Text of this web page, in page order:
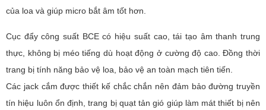
của loa và giúp micro bắt âm tốt hơn.
Cục đẩy công suất BCE có hiệu suất cao, tái tạo âm thanh trung
thực, không bị méo tiếng dù hoạt động ở cường độ cao. Đồng thời
trang bị tính năng bảo vệ loa, bảo vệ an toàn mạch tiên tiến.
Các jack cắm được thiết kế chắc chắn nên đảm bảo đường truyền
tín hiệu luôn ổn định, trang bị quạt tản gió giúp làm mát thiết bị nên